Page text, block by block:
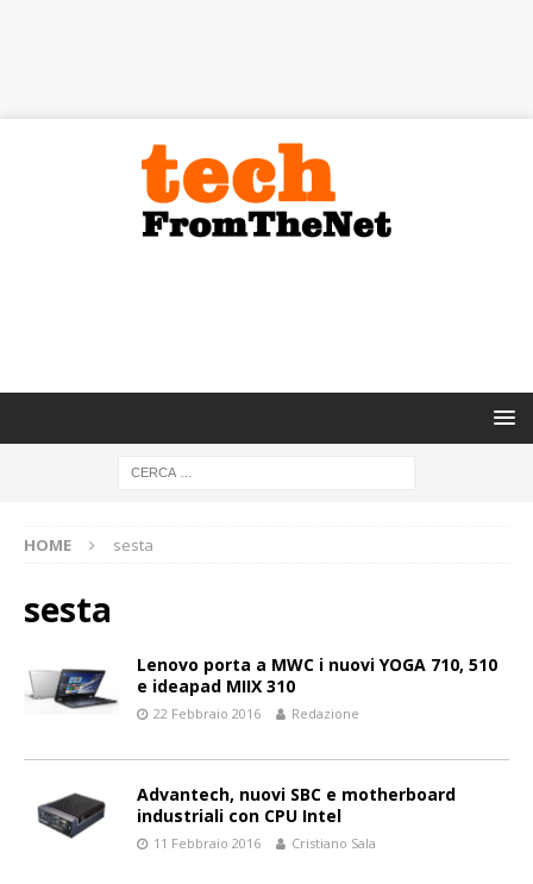
HOME sesta
sesta
Lenovo porta a MWC i nuovi YOGA 710, 510
e ideapad MIIX 310
22 Febbraio 2016 Redazione
Advantech, nuovi SBC e motherboard
industriali con CPU Intel
11 Febbraio 2016 Cristiano Sala